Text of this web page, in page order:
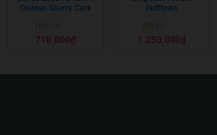
Oloroso Sherry Cask
Được xếp
hạng55 sao
710.000₫
Dufftown
Được xếp
hạng55 sao
1.250.000₫